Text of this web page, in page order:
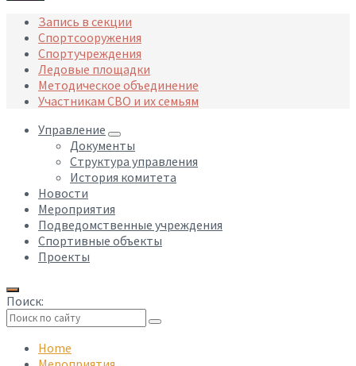
Запись в секции
Спортсооружения
Спортучреждения
Ледовые площадки
Методическое объединение
Участникам СВО и их семьям
Управление
Документы
Структура управления
История комитета
Новости
Мероприятия
Подведомственные учреждения
Спортивные объекты
Проекты
Поиск:
search
Home